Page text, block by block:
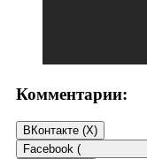
Комментарии:
ВКонтакте (X)
Facebook (